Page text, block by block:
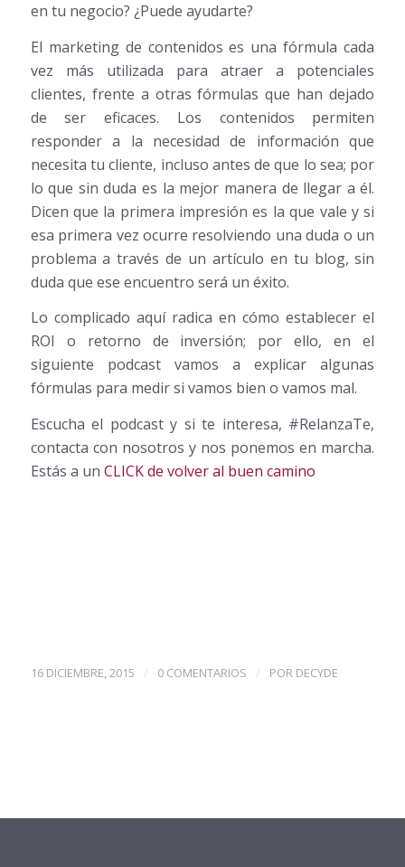
en tu negocio? ¿Puede ayudarte?
El marketing de contenidos es una fórmula cada
vez más utilizada para atraer a potenciales
clientes, frente a otras fórmulas que han dejado
de ser eficaces. Los contenidos permiten
responder a la necesidad de información que
necesita tu cliente, incluso antes de que lo sea; por
lo que sin duda es la mejor manera de llegar a él.
Dicen que la primera impresión es la que vale y si
esa primera vez ocurre resolviendo una duda o un
problema a través de un artículo en tu blog, sin
duda que ese encuentro será un éxito.
Lo complicado aquí radica en cómo establecer el
ROI o retorno de inversión; por ello, en el
siguiente podcast vamos a explicar algunas
fórmulas para medir si vamos bien o vamos mal.
Escucha el podcast y si te interesa, #RelanzaTe,
contacta con nosotros y nos ponemos en marcha.
Estás a un CLICK de volver al buen camino
16 DICIEMBRE, 2015 / 0 COMENTARIOS / POR DECYDE